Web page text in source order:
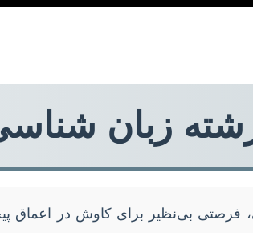
رشته زبان
فرصتی بی‌نظیر برای کاوش در اعماق